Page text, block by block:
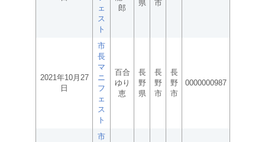
ェ
ス
ト
郎
県
市
2021年10月27
日
市
長
マ
ニ
フ
ェ
ス
ト
百合
ゆり
恵
長
野
県
長
野
市
長
野
市
0000000987
市